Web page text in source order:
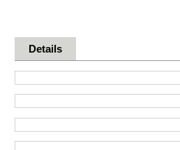
Details